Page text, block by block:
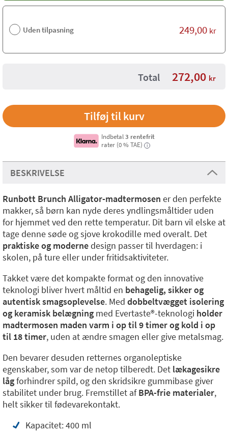
Uden tilpasning 249,00 kr
Total 272,00 kr
Indbetal3 rentefrit
rater (0 % TAE)
i
BESKRIVELSE
Runbott Brunch Alligator-madtermosen er den perfekte
makker, så børn kan nyde deres yndlingsmåltider uden
for hjemmet ved den rette temperatur. Dit barn vil elske at
tage denne søde og sjove krokodille med overalt. Det
praktiske og modernedesign passer til hverdagen: i
skolen, på ture eller under fritidsaktiviteter.
Takket være det kompakte format og den innovative
teknologi bliver hvert måltid en behagelig, sikker og
autentisk smagsoplevelse. Med dobbeltvægget isolering
og keramisk belægning med Evertaste®-teknologi holder
madtermosen maden varm i op til 9 timer og kold i op
til 18 timer, uden at ændre smagen eller give metalsmag.
Den bevarer desuden retternes organoleptiske
egenskaber, som var de netop tilberedt. Det lækagesikre
lågforhindrer spild, og den skridsikre gummibase giver
stabilitet under brug. Fremstillet afBPA-frie materialer,
helt sikker til fødevarekontakt.
Kapacitet: 400 ml